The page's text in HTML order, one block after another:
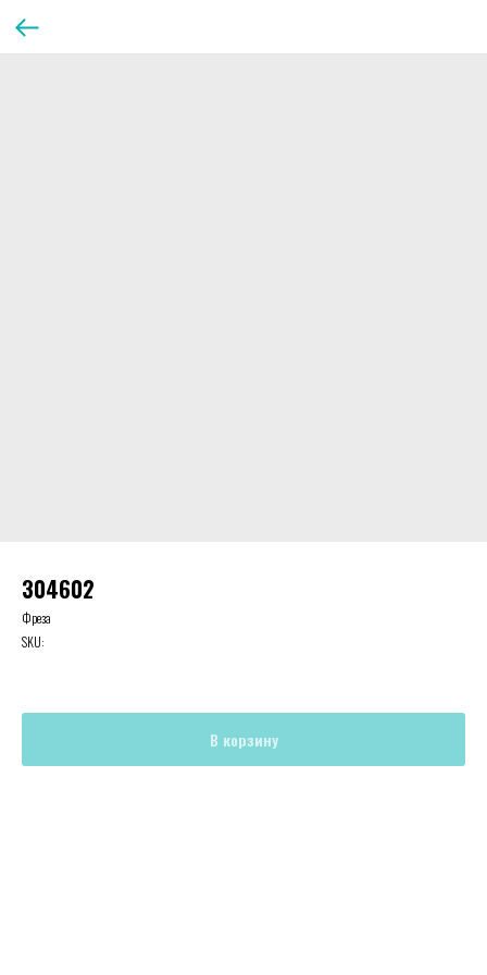
304602
Фреза
SKU:
В корзину